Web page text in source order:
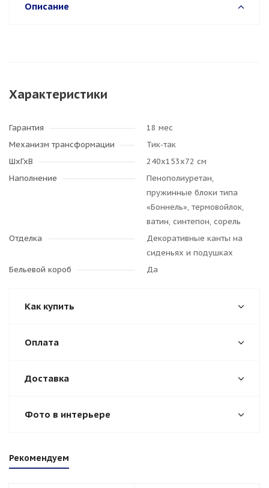
Описание
Характеристики
Гарантия
18 мес
Механизм трансформации
Тик-так
ШхГхВ
240х153х72 см
Наполнение
Пенополиуретан,
пружинные блоки типа
«Боннель», термовойлок,
ватин, синтепон, сорель
Отделка
Декоративные канты на
сиденьях и подушках
Бельевой короб
Да
Как купить
Оплата
Доставка
Фото в интерьере
Рекомендуем